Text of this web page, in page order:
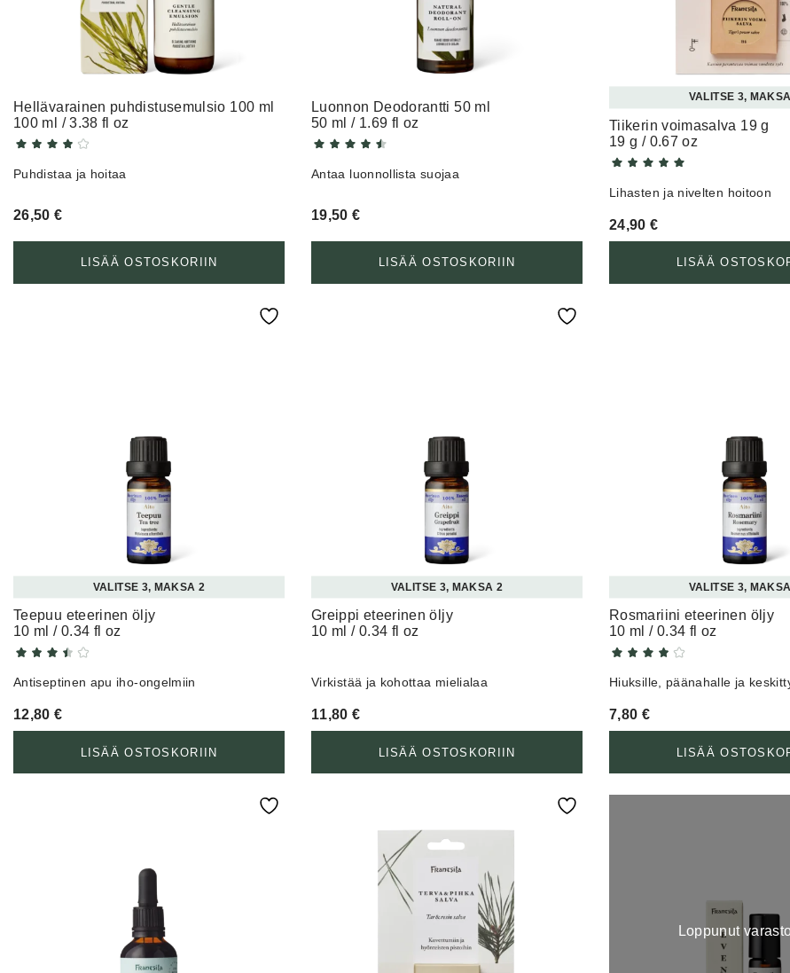
Hellävarainen puhdistusemulsio 100 ml
100 ml / 3.38 fl oz
Puhdistaa ja hoitaa
26,50€
LISÄÄ OSTOSKORIIN
Luonnon Deodorantti 50 ml
50 ml / 1.69 fl oz
Antaa luonnollista suojaa
19,50€
LISÄÄ OSTOSKORIIN
VALITSE 3,
Tiikerin voimasalva 19 g
19 g / 0.67 oz
Lihasten ja nivelten hoitoon
24,90€
LISÄÄ
VALITSE 3, MAKSA 2
Teepuu eteerinen öljy
10 ml / 0.34 fl oz
Antiseptinen apu iho-ongelmiin
12,80€
LISÄÄ OSTOSKORIIN
VALITSE 3, MAKSA 2
Greippi eteerinen öljy
10 ml / 0.34 fl oz
Virkistää ja kohottaa mielialaa
11,80€
LISÄÄ OSTOSKORIIN
VALITSE 3,
Rosmariini eteerinen öljy
10 ml / 0.34 fl oz
Hiuksille, päänahalle ja
7,80 €
LISÄÄ
Loppunut